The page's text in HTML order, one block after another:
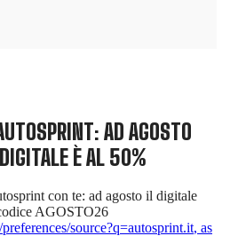
AD AGOSTO
È AL 50%
con te: ad agosto il digitale
AGOSTO26
source?q=autosprint.it, as